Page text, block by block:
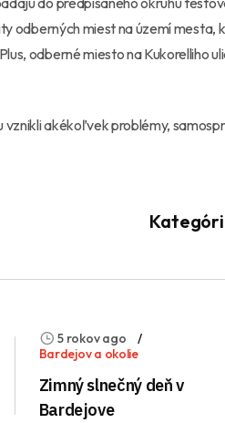
odberných miest na území mesta,
odberné miesto na Kukorelliho
akékoľvek problémy,
5 rokov ago
Bardejov a okolie
Zimný slnečný deň v
Bardejove